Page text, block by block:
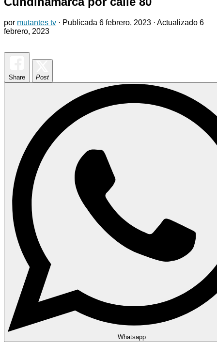
por mutantes tv · Publicada 6 febrero, 2023 · Actualizado 6
febrero, 2023
Share Post
Whatsapp